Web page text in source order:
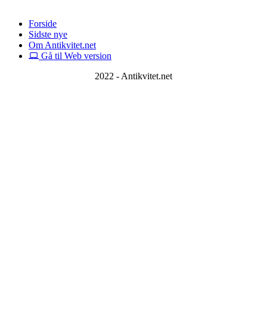
Forside
Sidste nye
Om Antikvitet.net
Gå til Web version
2022 - Antikvitet.net